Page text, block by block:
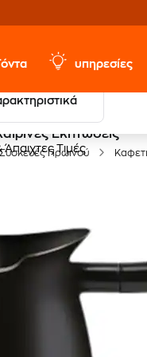
υπηρεσίες
Εκπτώσεις
Άπαιχτες Τιμές
Συσκευές Πρωινού